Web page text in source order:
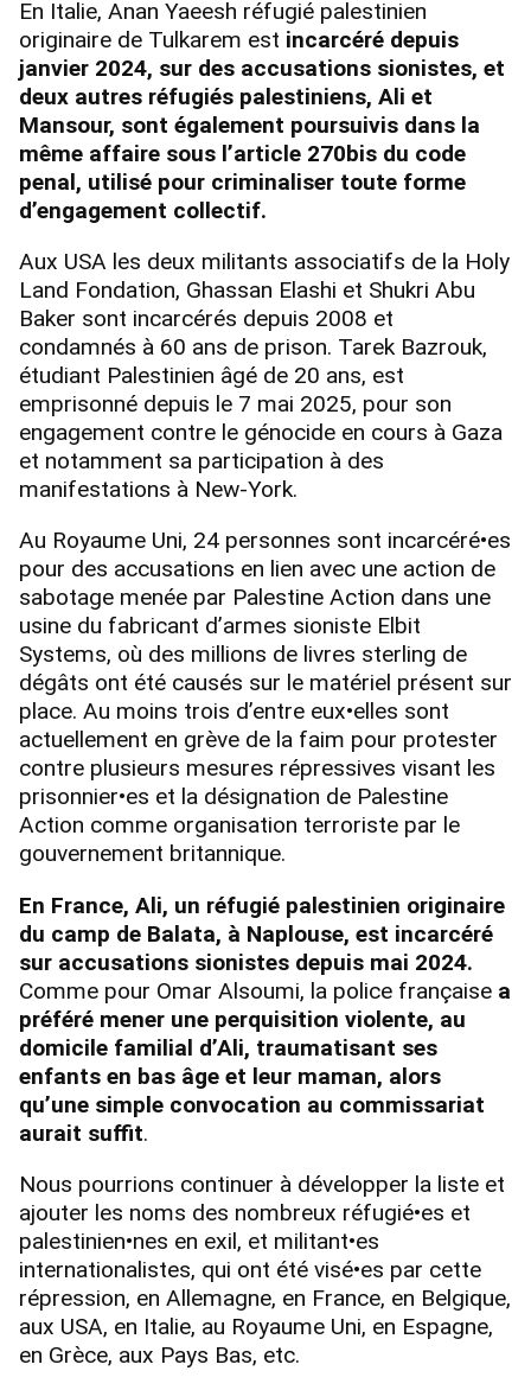
En Italie, Anan Yaeesh réfugié palestinien
originaire de Tulkarem est incarcéré depuis
janvier 2024, sur des accusations sionistes, et
deux autres réfugiés palestiniens, Ali et
Mansour, sont également poursuivis dans la
même affaire sous l’article 270bis du code
penal, utilisé pour criminaliser toute forme
d’engagement collectif.
Aux USA les deux militants associatifs de la Holy
Land Fondation, Ghassan Elashi et Shukri Abu
Baker sont incarcérés depuis 2008 et
condamnés à 60 ans de prison. Tarek Bazrouk,
étudiant Palestinien âgé de 20 ans, est
emprisonné depuis le 7 mai 2025, pour son
engagement contre le génocide en cours à Gaza
et notamment sa participation à des
manifestations à New-York.
Au Royaume Uni, 24 personnes sont incarcéré•es
pour des accusations en lien avec une action de
sabotage menée par Palestine Action dans une
usine du fabricant d’armes sioniste Elbit
Systems, où des millions de livres sterling de
dégâts ont été causés sur le matériel présent sur
place. Au moins trois d’entre eux•elles sont
actuellement en grève de la faim pour protester
contre plusieurs mesures répressives visant les
prisonnier•es et la désignation de Palestine
Action comme organisation terroriste par le
gouvernement britannique.
En France, Ali, un réfugié palestinien originaire
du camp de Balata, à Naplouse, est incarcéré
sur accusations sionistes depuis mai 2024.
Comme pour Omar Alsoumi, la police française a
préféré mener une perquisition violente, au
domicile familial d’Ali, traumatisant ses
enfants en bas âge et leur maman, alors
qu’une simple convocation au commissariat
aurait suffit.
Nous pourrions continuer à développer la liste et
ajouter les noms des nombreux réfugié•es et
palestinien•nes en exil, et militant•es
internationalistes, qui ont été visé•es par cette
répression, en Allemagne, en France, en Belgique,
aux USA, en Italie, au Royaume Uni, en Espagne,
en Grèce, aux Pays Bas, etc.